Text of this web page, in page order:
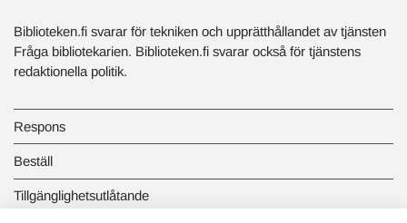
Biblioteken.fi svarar för tekniken och upprätthållandet av tjänsten
Fråga bibliotekarien. Biblioteken.fi svarar också för tjänstens
redaktionella politik.
Respons
Beställ
Tillgänglighetsutlåtande